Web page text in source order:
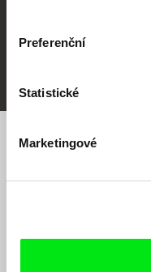
Preferenční
Statistické
Marketingové
Chcete být